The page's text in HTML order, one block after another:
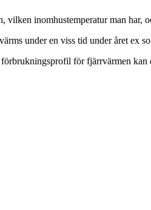
inomhustemperatur man har,
under en viss tid under året ex
för fjärrvärmen kan